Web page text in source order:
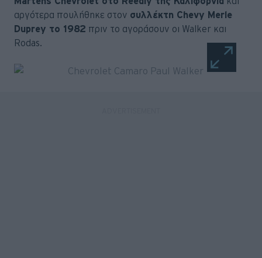
αργότερα πουλήθηκε στον συλλέκτη Chevy Merle
Duprey το 1982 πριν το αγοράσουν οι Walker και
Rodas.